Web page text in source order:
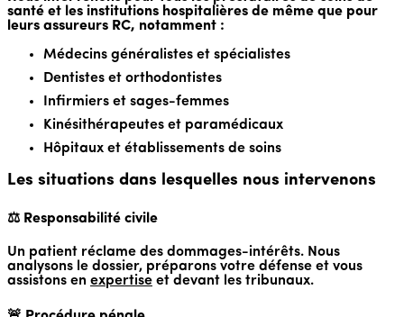
santé et les institutions hospitalières de même que pour
leurs assureurs RC, notamment :
Médecins généralistes et spécialistes
Dentistes et orthodontistes
Infirmiers et sages-femmes
Kinésithérapeutes et paramédicaux
Hôpitaux et établissements de soins
Les situations dans lesquelles nous intervenons
⚖️ Responsabilité civile
Un patient réclame des dommages-intérêts. Nous
analysons le dossier, préparons votre défense et vous
assistons en expertise et devant les tribunaux.